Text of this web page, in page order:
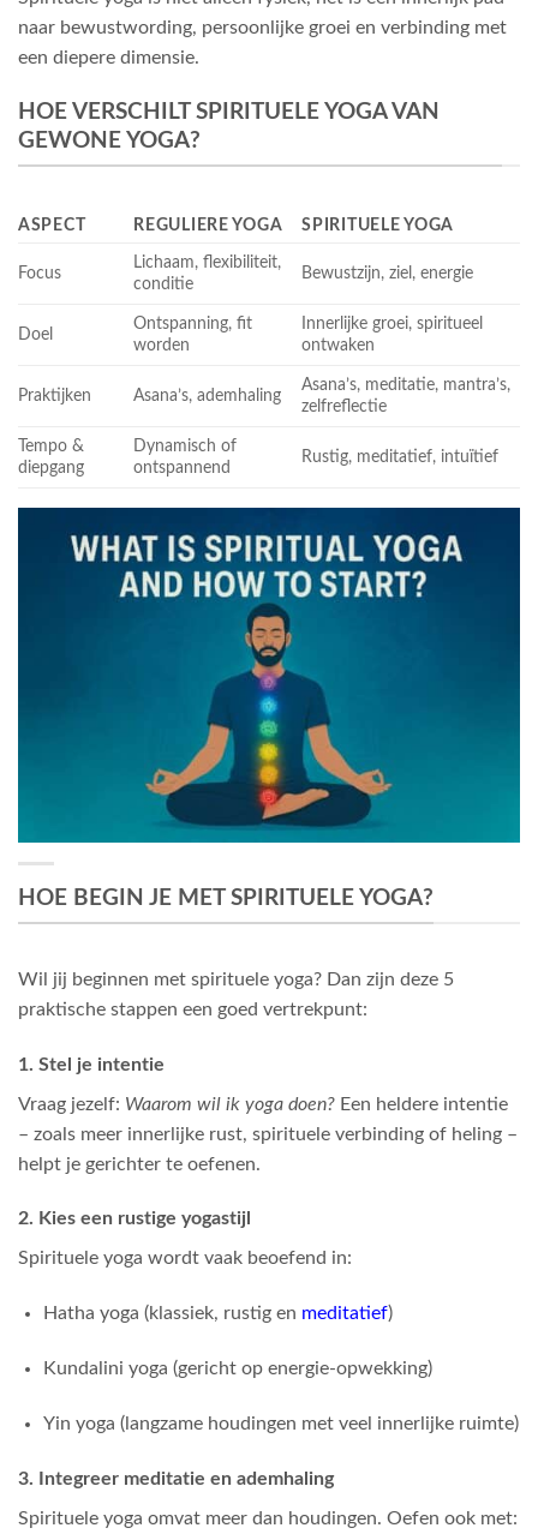
naar bewustwording, persoonlijke groei en verbinding met
een diepere dimensie.
HOE VERSCHILT SPIRITUELE YOGA VAN
GEWONE YOGA?
ASPECT REGULIERE YOGA SPIRITUELE YOGA
Focus
Lichaam, flexibiliteit,
conditie
Bewustzijn, ziel, energie
Doel
Ontspanning, fit
worden
Innerlijke groei, spiritueel
ontwaken
Praktijken Asana’s, ademhaling
Asana’s, meditatie, mantra’s,
zelfreflectie
Tempo &
diepgang
Dynamisch of
ontspannend
Rustig, meditatief, intuïtief
HOE BEGIN JE MET SPIRITUELE YOGA?
Wil jij beginnen met spirituele yoga? Dan zijn deze 5
praktische stappen een goed vertrekpunt:
1. Stel je intentie
Vraag jezelf: Waarom wil ik yoga doen? Een heldere intentie
– zoals meer innerlijke rust, spirituele verbinding of heling –
helpt je gerichter te oefenen.
2. Kies een rustige yogastijl
Spirituele yoga wordt vaak beoefend in:
Hatha yoga (klassiek, rustig en meditatief)
Kundalini yoga (gericht op energie-opwekking)
Yin yoga (langzame houdingen met veel innerlijke ruimte)
3. Integreer meditatie en ademhaling
Spirituele yoga omvat meer dan houdingen. Oefen ook met: